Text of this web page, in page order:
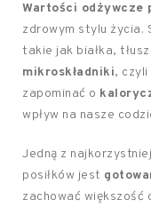
Wartości odżywcze
zdrowym stylu życia.
takie jak białka,
mikroskładniki, czyli
zapominać o
wpływ na nasze
Jedną z
posiłków jest
zachować większość